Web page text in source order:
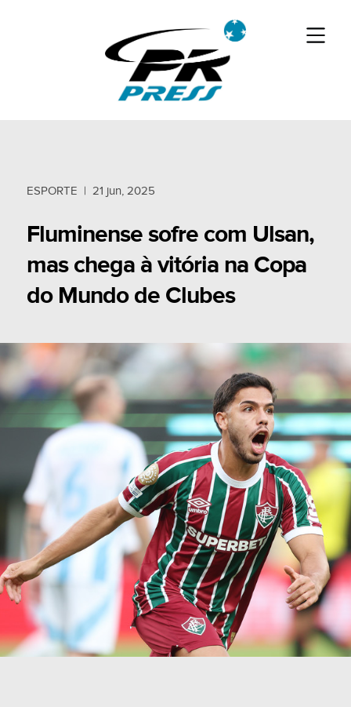
ESPORTE | 21 jun, 2025
Fluminense sofre com Ulsan,
mas chega à vitória na Copa
do Mundo de Clubes